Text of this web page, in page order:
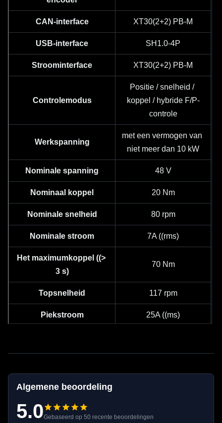
CAN-interface XT30(2+2) PB-M
USB-interface SH1.0-4P
Stroominterface XT30(2+2) PB-M
Controlemodus
Positie / snelheid /
koppel / hybride F/P-
controle
Werkspanning
met een vermogen van
niet meer dan 10 kW
Nominale spanning 48 V
Nominaal koppel 20 Nm
Nominale snelheid 80 rpm
Nominale stroom 7A ((rms)
Het maximumkoppel ((>
3 s)
70 Nm
Topsnelheid 117 rpm
Piekstroom 25A ((ms)
Verbinding met wikkeling
Algemene beoordeling
5.0Gebaseerd op 50 recente beoordelingen